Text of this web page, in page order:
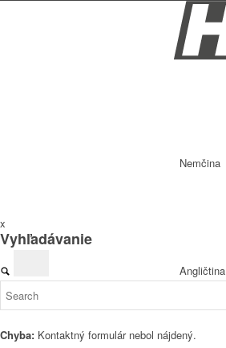
Nemčina
Angličtina
x
Vyhľadávanie
Chyba: Kontaktný formulár nebol nájdený.